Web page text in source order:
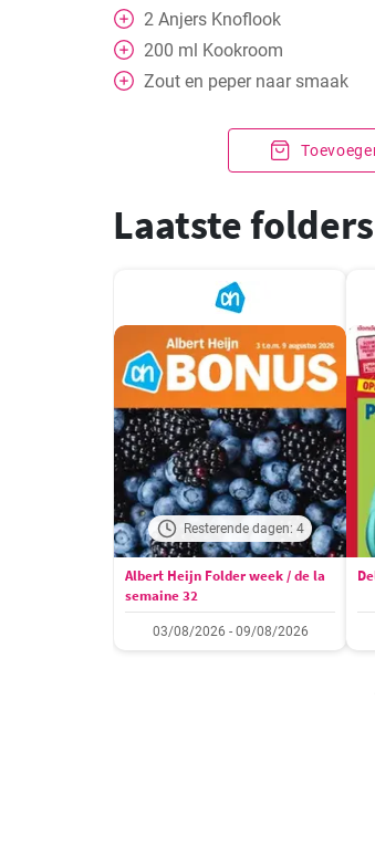
2 Anjers Knoflook
200 ml Kookroom
Zout en peper naar smaak
Laatste folders
Resterende dagen: 4
Albert Heijn Folder week / de la
semaine 32
03/08/2026 - 09/08/2026